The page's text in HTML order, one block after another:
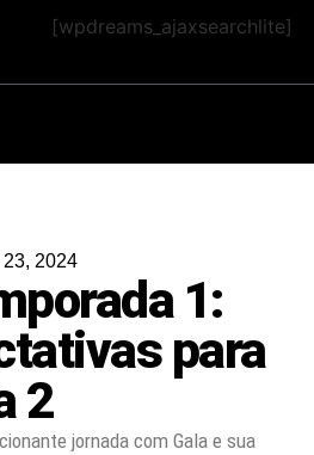
[wpdreams_ajaxsearchlite]
2024
1:
para
2
jornada com Gala e sua